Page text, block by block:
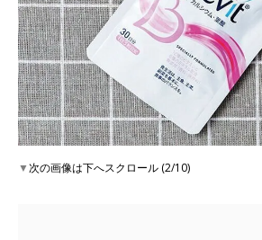
▼次の画像は下へスクロール (2/10)